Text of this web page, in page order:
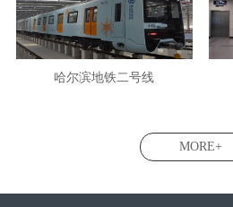
哈尔滨地铁二号线
MORE+